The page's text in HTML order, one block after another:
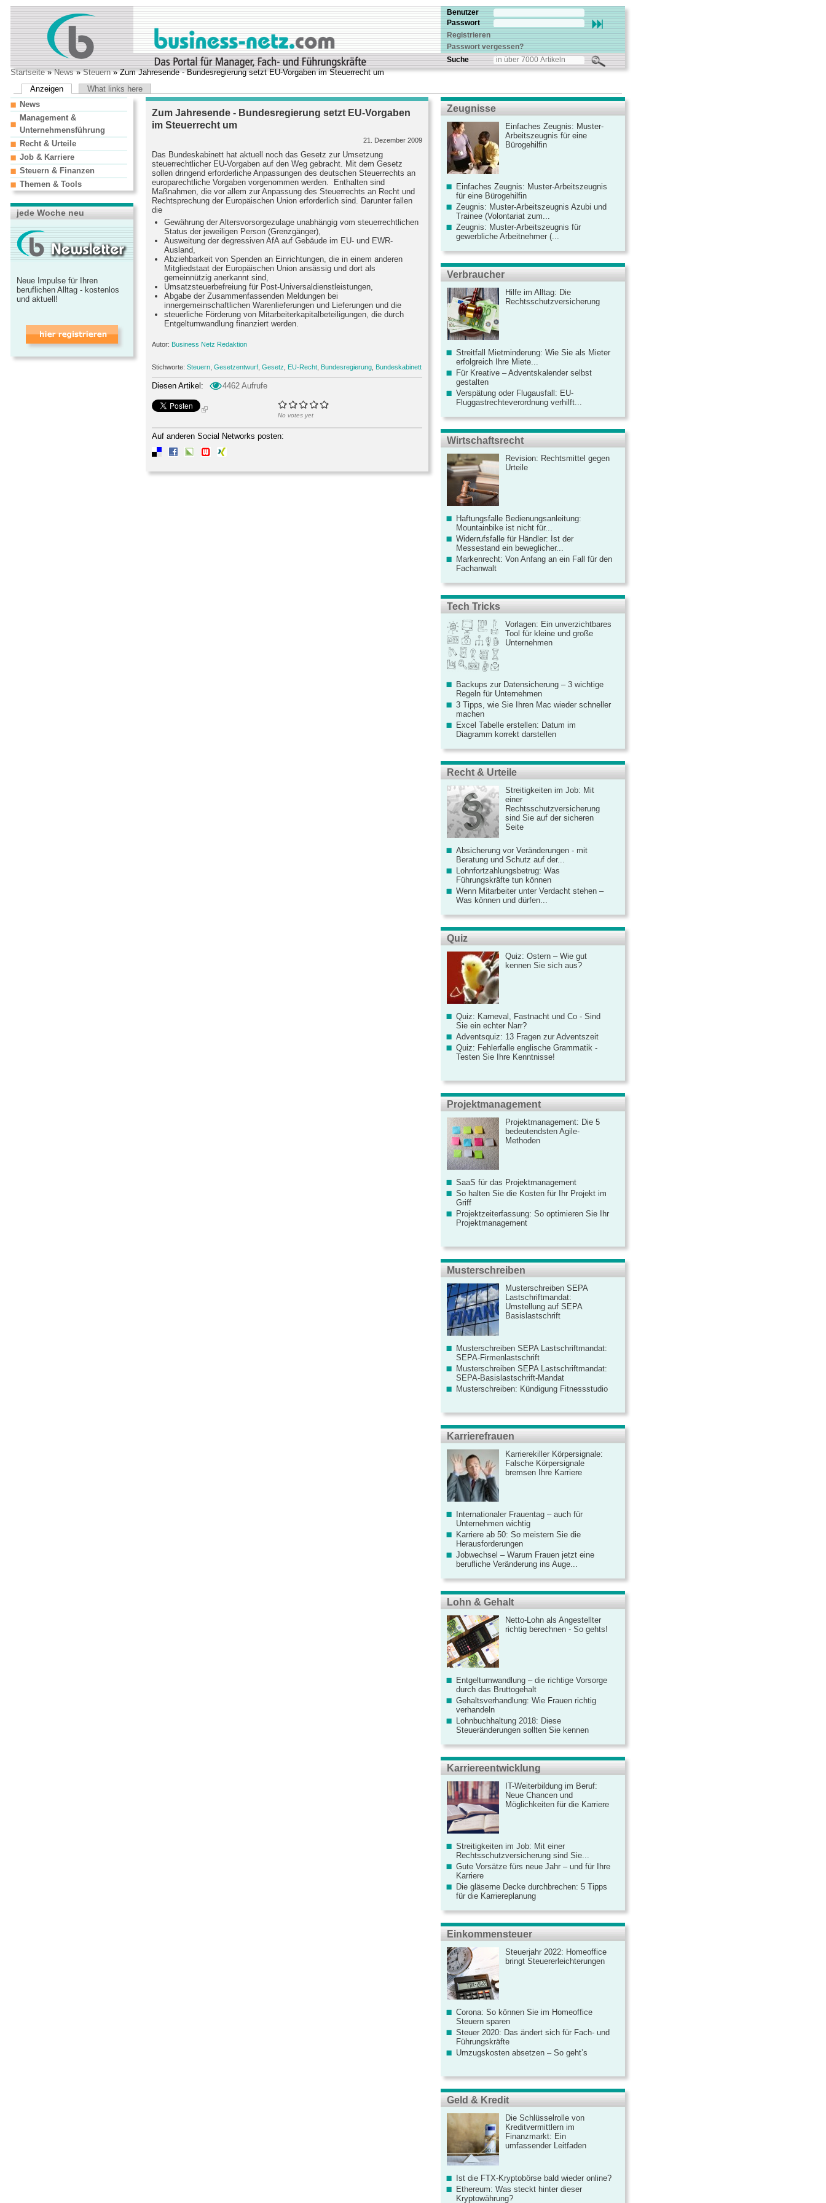
Benutzer
Passwort
Registrieren
Passwort vergessen?
Suche
Startseite»News»Steuern» Zum Jahresende - Bundesregierung setzt EU-Vorgaben im Steuerrecht um
Anzeigen
What links here
Zum Jahresende - Bundesregierung setzt EU-Vorgaben
im Steuerrecht um
21. Dezember 2009
Das Bundeskabinett hat aktuell noch das Gesetz zur Umsetzung
steuerrechtlicher EU-Vorgaben auf den Weg gebracht. Mit dem Gesetz
sollen dringend erforderliche Anpassungen des deutschen Steuerrechts an
europarechtliche Vorgaben vorgenommen werden. Enthalten sind
Maßnahmen, die vor allem zur Anpassung des Steuerrechts an Recht und
Rechtsprechung der Europäischen Union erforderlich sind. Darunter fallen
die
Gewährung der Altersvorsorgezulage unabhängig vom steuerrechtlichen
Status der jeweiligen Person (Grenzgänger),
Ausweitung der degressiven AfA auf Gebäude im EU- und EWR-
Ausland,
Abziehbarkeit von Spenden an Einrichtungen, die in einem anderen
Mitgliedstaat der Europäischen Union ansässig und dort als
gemeinnützig anerkannt sind,
Umsatzsteuerbefreiung für Post-Universaldienstleistungen,
Abgabe der Zusammenfassenden Meldungen bei
innergemeinschaftlichen Warenlieferungen und Lieferungen und die
steuerliche Förderung von Mitarbeiterkapitalbeteiligungen, die durch
Entgeltumwandlung finanziert werden.
Autor: Business Netz Redaktion
Stichworte: Steuern Gesetzentwurf Gesetz EU-Recht Bundesregierung Bundeskabinett
Diesen Artikel: 4462 Aufrufe
No votes yet
Auf anderen Social Networks posten:
News
Management &
Unternehmensführung
Recht & Urteile
Job & Karriere
Steuern & Finanzen
Themen & Tools
jede Woche neu
Neue Impulse für Ihren
beruflichen Alltag - kostenlos
und aktuell!
Zeugnisse
Einfaches Zeugnis: Muster-
Arbeitszeugnis für eine
Bürogehilfin
Einfaches Zeugnis: Muster-Arbeitszeugnis
für eine Bürogehilfin
Zeugnis: Muster-Arbeitszeugnis Azubi und
Trainee (Volontariat zum...
Zeugnis: Muster-Arbeitszeugnis für
gewerbliche Arbeitnehmer (...
Verbraucher
Hilfe im Alltag: Die
Rechtsschutzversicherung
Streitfall Mietminderung: Wie Sie als Mieter
erfolgreich Ihre Miete...
Für Kreative – Adventskalender selbst
gestalten
Verspätung oder Flugausfall: EU-
Fluggastrechteverordnung verhilft...
Wirtschaftsrecht
Revision: Rechtsmittel gegen
Urteile
Haftungsfalle Bedienungsanleitung:
Mountainbike ist nicht für...
Widerrufsfalle für Händler: Ist der
Messestand ein beweglicher...
Markenrecht: Von Anfang an ein Fall für den
Fachanwalt
Tech Tricks
Vorlagen: Ein unverzichtbares
Tool für kleine und große
Unternehmen
Backups zur Datensicherung – 3 wichtige
Regeln für Unternehmen
3 Tipps, wie Sie Ihren Mac wieder schneller
machen
Excel Tabelle erstellen: Datum im
Diagramm korrekt darstellen
Recht & Urteile
Streitigkeiten im Job: Mit
einer
Rechtsschutzversicherung
sind Sie auf der sicheren
Seite
Absicherung vor Veränderungen - mit
Beratung und Schutz auf der...
Lohnfortzahlungsbetrug: Was
Führungskräfte tun können
Wenn Mitarbeiter unter Verdacht stehen –
Was können und dürfen...
Quiz
Quiz: Ostern – Wie gut
kennen Sie sich aus?
Quiz: Karneval, Fastnacht und Co - Sind
Sie ein echter Narr?
Adventsquiz: 13 Fragen zur Adventszeit
Quiz: Fehlerfalle englische Grammatik -
Testen Sie Ihre Kenntnisse!
Projektmanagement
Projektmanagement: Die 5
bedeutendsten Agile-
Methoden
SaaS für das Projektmanagement
So halten Sie die Kosten für Ihr Projekt im
Griff
Projektzeiterfassung: So optimieren Sie Ihr
Projektmanagement
Musterschreiben
Musterschreiben SEPA
Lastschriftmandat:
Umstellung auf SEPA
Basislastschrift
Musterschreiben SEPA Lastschriftmandat:
SEPA-Firmenlastschrift
Musterschreiben SEPA Lastschriftmandat:
SEPA-Basislastschrift-Mandat
Musterschreiben: Kündigung Fitnessstudio
Karrierefrauen
Karrierekiller Körpersignale:
Falsche Körpersignale
bremsen Ihre Karriere
Internationaler Frauentag – auch für
Unternehmen wichtig
Karriere ab 50: So meistern Sie die
Herausforderungen
Jobwechsel – Warum Frauen jetzt eine
berufliche Veränderung ins Auge...
Lohn & Gehalt
Netto-Lohn als Angestellter
richtig berechnen - So gehts!
Entgeltumwandlung – die richtige Vorsorge
durch das Bruttogehalt
Gehaltsverhandlung: Wie Frauen richtig
verhandeln
Lohnbuchhaltung 2018: Diese
Steueränderungen sollten Sie kennen
Karriereentwicklung
IT-Weiterbildung im Beruf:
Neue Chancen und
Möglichkeiten für die Karriere
Streitigkeiten im Job: Mit einer
Rechtsschutzversicherung sind Sie...
Gute Vorsätze fürs neue Jahr – und für Ihre
Karriere
Die gläserne Decke durchbrechen: 5 Tipps
für die Karriereplanung
Einkommensteuer
Steuerjahr 2022: Homeoffice
bringt Steuererleichterungen
Corona: So können Sie im Homeoffice
Steuern sparen
Steuer 2020: Das ändert sich für Fach- und
Führungskräfte
Umzugskosten absetzen – So geht’s
Geld & Kredit
Die Schlüsselrolle von
Kreditvermittlern im
Finanzmarkt: Ein
umfassender Leitfaden
Ist die FTX-Kryptobörse bald wieder online?
Ethereum: Was steckt hinter dieser
Kryptowährung?